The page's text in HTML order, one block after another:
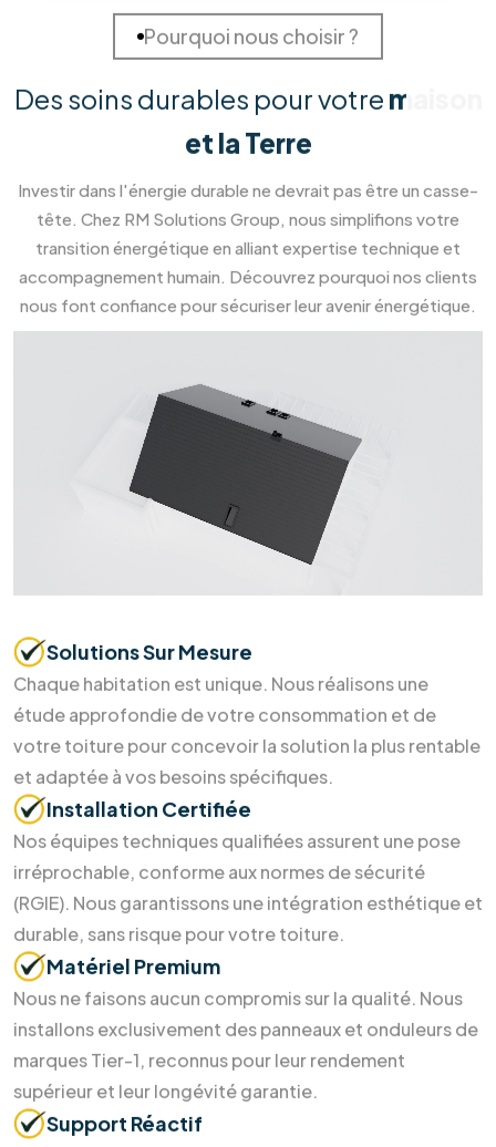
Installations Réalisées Projets terminés
Soumettre maintenant